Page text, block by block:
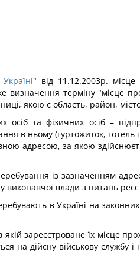
" від 11.12.2003р.
визначення терміну "місце
якою є область, район,
та фізичних осіб –
в ньому (гуртожиток, готель
адресою, за якою
із зазначенням
виконавчої влади з питань
в Україні на законних
зареєстроване їх місце
на дійсну військову службу